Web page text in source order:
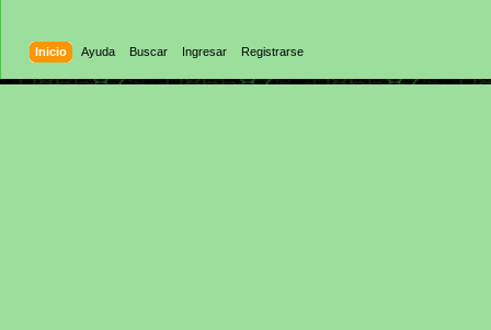
Inicio Ayuda Buscar Ingresar Registrarse